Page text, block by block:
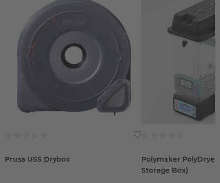
Prusa USS Drybox
Polymaker PolyDryer
Storage Box)